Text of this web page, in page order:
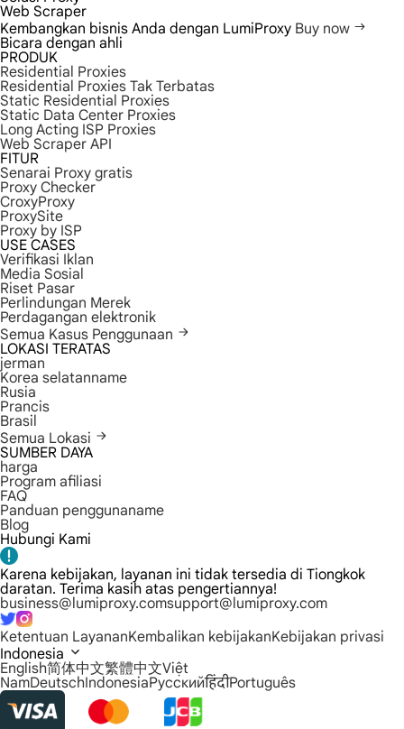
Web Scraper
Kembangkan bisnis Anda dengan LumiProxy Buy now
Bicara dengan ahli
PRODUK
Residential Proxies
Residential Proxies Tak Terbatas
Static Residential Proxies
Static Data Center Proxies
Long Acting ISP Proxies
Web Scraper API
FITUR
Senarai Proxy gratis
Proxy Checker
CroxyProxy
ProxySite
Proxy by ISP
USE CASES
Verifikasi Iklan
Media Sosial
Riset Pasar
Perlindungan Merek
Perdagangan elektronik
Semua Kasus Penggunaan
LOKASI TERATAS
jerman
Korea selatanname
Rusia
Prancis
Brasil
Semua Lokasi
SUMBER DAYA
harga
Program afiliasi
FAQ
Panduan penggunaname
Blog
Hubungi Kami
Karena kebijakan, layanan ini tidak tersedia di Tiongkok
daratan. Terima kasih atas pengertiannya!
business@lumiproxy.comsupport@lumiproxy.com
Ketentuan LayananKembalikan kebijakanKebijakan privasi
Indonesia
English简体中文繁體中文Việt
NamDeutschIndonesiaРусскийहिंदीPortuguês